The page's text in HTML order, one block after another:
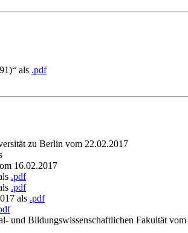
als .pdf
zu Berlin vom 22.02.2017
16.02.2017
.pdf
.pdf
als .pdf
und Bildungswissenschaftlichen Fakultät